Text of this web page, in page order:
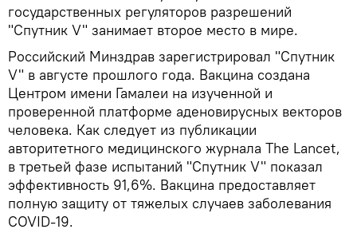
государственных регуляторов разрешений
"Спутник V" занимает второе место в мире.
Российский Минздрав зарегистрировал "Спутник
V" в августе прошлого года. Вакцина создана
Центром имени Гамалеи на изученной и
проверенной платформе аденовирусных векторов
человека. Как следует из публикации
авторитетного медицинского журнала The Lancet,
в третьей фазе испытаний "Спутник V" показал
эффективность 91,6%. Вакцина предоставляет
полную защиту от тяжелых случаев заболевания
COVID-19.